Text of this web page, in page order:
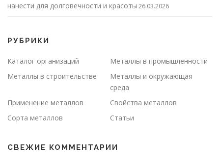
нанести для долговечности и красоты 26.03.2026
РУБРИКИ
Каталог организаций
Металлы в промышленности
Металлы в строительстве
Металлы и окружающая
среда
Применение металлов
Свойства металлов
Сорта металлов
Статьи
СВЕЖИЕ КОММЕНТАРИИ